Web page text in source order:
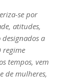
se por
atitudes,
designados a
regime
tempos, vem
de mulheres,